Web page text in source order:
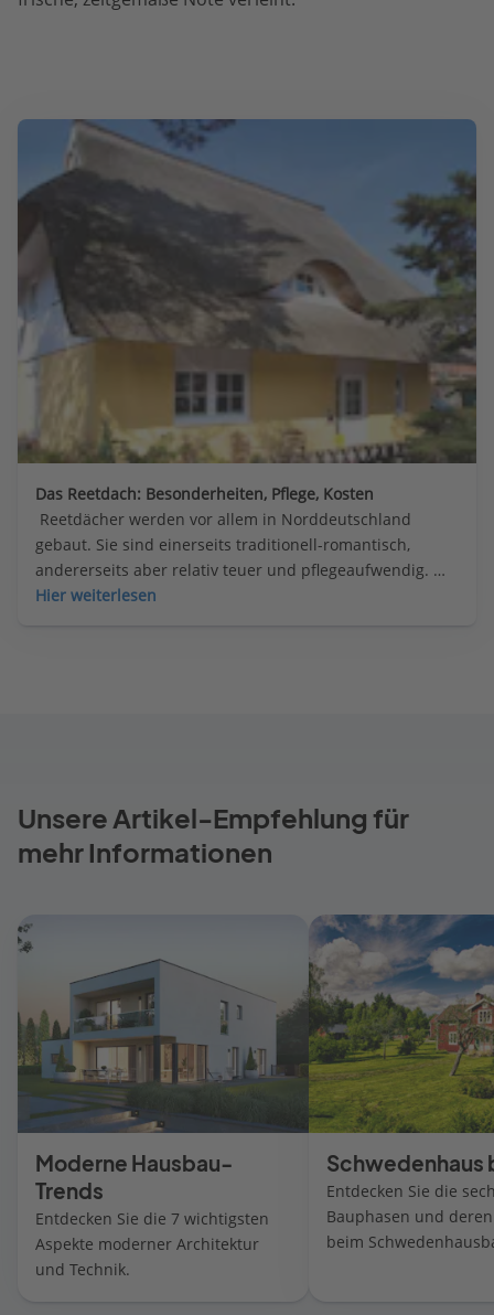
Das Reetdach: Besonderheiten, Pflege, Kosten
Reetdächer werden vor allem in Norddeutschland
gebaut. Sie sind einerseits traditionell-romantisch,
andererseits aber relativ teuer und pflegeaufwendig.
Was Bauherren beachten sollten.
Hier weiterlesen
Unsere Artikel-Empfehlung für
mehr Informationen
Moderne Hausbau-
Trends
Entdecken Sie die 7 wichtigsten
Aspekte moderner Architektur
und Technik.
Schwedenhaus
Entdecken Sie die
Bauphasen und
beim